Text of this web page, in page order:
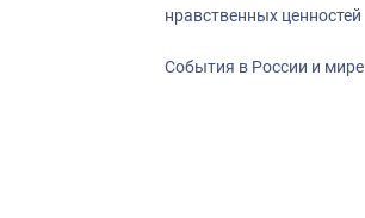
нравственных ценностей
События в России и мире